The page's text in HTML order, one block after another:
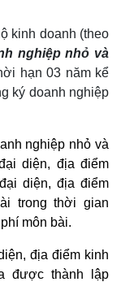
kinh doanh (theo
nghiệp nhỏ và
hạn 03 năm kể
ký doanh nghiệp
nghiệp nhỏ và
diện, địa điểm
diện, địa điểm
trong thời gian
môn bài.
địa điểm kinh
được thành lập